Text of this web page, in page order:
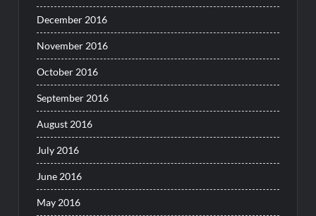
December 2016
November 2016
October 2016
September 2016
August 2016
July 2016
June 2016
May 2016